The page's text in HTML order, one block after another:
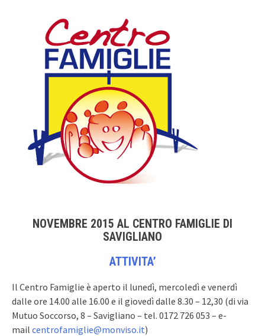
NOVEMBRE 2015 AL CENTRO FAMIGLIE DI
SAVIGLIANO
ATTIVITA’
Il Centro Famiglie è aperto il lunedì, mercoledì e venerdì
dalle ore 14.00 alle 16.00 e il giovedì dalle 8.30 – 12,30 (di via
Mutuo Soccorso, 8 – Savigliano – tel. 0172 726 053 – e-
mail centrofamiglie@monviso.it)